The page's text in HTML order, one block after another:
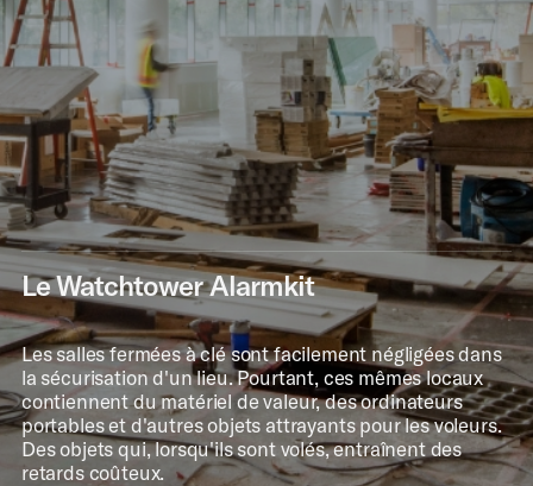
Le Watchtower Alarmkit
Les salles fermées à clé sont facilement négligées dans
la sécurisation d'un lieu. Pourtant, ces mêmes locaux
contiennent du matériel de valeur, des ordinateurs
portables et d'autres objets attrayants pour les voleurs.
Des objets qui, lorsqu'ils sont volés, entraînent des
retards coûteux.